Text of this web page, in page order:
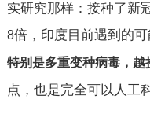
实研究那样：接种了新
8倍，印度目前遇到的可
特别是多重变种病毒，
点，也是完全可以人工